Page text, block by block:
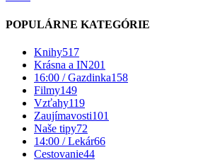
POPULÁRNE KATEGÓRIE
Knihy517
Krásna a IN201
16:00 / Gazdinka158
Filmy149
Vzťahy119
Zaujímavosti101
Naše tipy72
14:00 / Lekár66
Cestovanie44